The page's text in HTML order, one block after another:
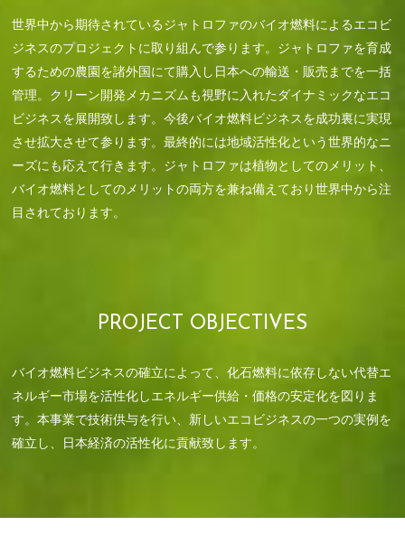
世界中から期待されているジャトロファのバイオ燃料によるエコビ
ジネスのプロジェクトに取り組んで参ります。ジャトロファを育成
するための農園を諸外国にて購入し日本への輸送・販売までを一括
管理。クリーン開発メカニズムも視野に入れたダイナミックなエコ
ビジネスを展開致します。今後バイオ燃料ビジネスを成功裏に実現
させ拡大させて参ります。最終的には地域活性化という世界的なニ
ーズにも応えて行きます。ジャトロファは植物としてのメリット、
バイオ燃料としてのメリットの両方を兼ね備えており世界中から注
目されております。
PROJECT OBJECTIVES
バイオ燃料ビジネスの確立によって、化石燃料に依存しない代替エ
ネルギー市場を活性化しエネルギー供給・価格の安定化を図りま
す。本事業で技術供与を行い、新しいエコビジネスの一つの実例を
確立し、日本経済の活性化に貢献致します。